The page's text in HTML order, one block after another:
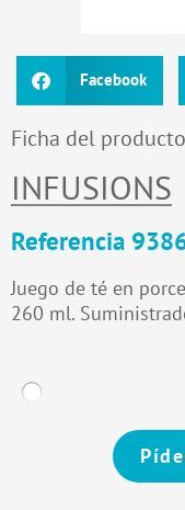
Facebook
Ficha del producto
INFUSIONS
Referencia
Juego de té en
260 ml.